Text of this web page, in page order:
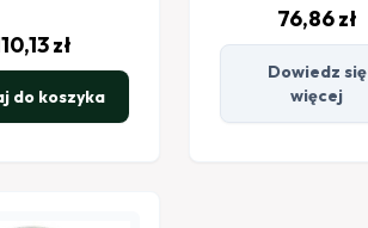
zł
do koszyka
76,86zł
Dowiedz się
więcej